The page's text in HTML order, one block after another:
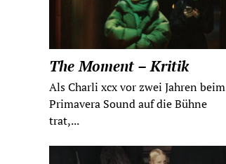
The Moment – Kritik
Als Charli xcx vor zwei Jahren beim
Primavera Sound auf die Bühne
trat,...